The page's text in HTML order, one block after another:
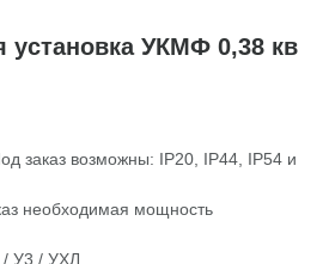
установка УКМФ 0,38 кв
заказ возможны: IP20, IP44, IP54 и
необходимая мощность
У3 / УХЛ